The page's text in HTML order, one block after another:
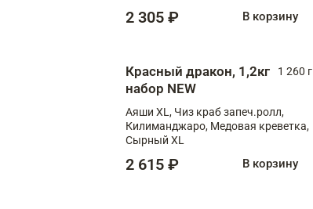
2 305 ₽ В корзину
Красный дракон, 1,2кг
набор NEW
1 260 г
Аяши XL, Чиз краб запеч.ролл,
Килиманджаро, Медовая креветка,
Сырный XL
2 615 ₽ В корзину